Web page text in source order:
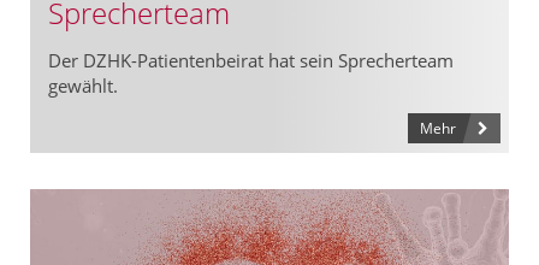
Sprecherteam
Der DZHK-Patientenbeirat hat sein Sprecherteam
gewählt.
Mehr